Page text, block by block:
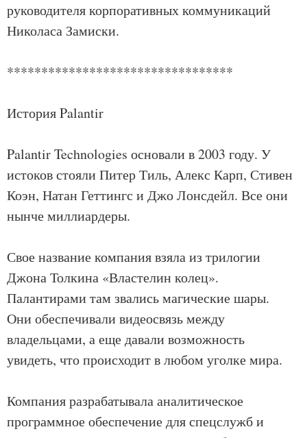
руководителя корпоративных коммуникаций
Николаса Замиски.
*********************************
История Palantir
Palantir Technologies основали в 2003 году. У
истоков стояли Питер Тиль, Алекс Карп, Стивен
Коэн, Натан Геттингс и Джо Лонсдейл. Все они
нынче миллиардеры.
Свое название компания взяла из трилогии
Джона Толкина «Властелин колец».
Палантирами там звались магические шары.
Они обеспечивали видеосвязь между
владельцами, а еще давали возможность
увидеть, что происходит в любом уголке мира.
Компания разрабатывала аналитическое
программное обеспечение для спецслужб и